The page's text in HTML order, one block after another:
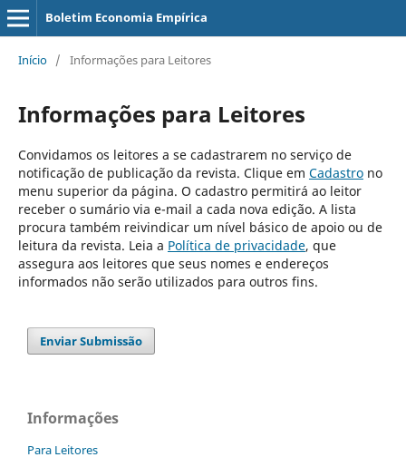
Boletim Economia Empírica
Início / Informações para Leitores
Informações para Leitores
Convidamos os leitores a se cadastrarem no serviço de
notificação de publicação da revista. Clique em Cadastrono
menu superior da página. O cadastro permitirá ao leitor
receber o sumário via e-mail a cada nova edição. A lista
procura também reivindicar um nível básico de apoio ou de
leitura da revista. Leia a Política de privacidade, que
assegura aos leitores que seus nomes e endereços
informados não serão utilizados para outros fins.
Enviar Submissão
Informações
Para Leitores